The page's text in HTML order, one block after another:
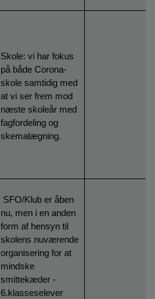
Skole: vi har fokus
på både Corona-
skole samtidig med
at vi ser frem mod
næste skoleår med
fagfordeling og
skemalægning.
SFO/Klub er åben
nu, men i en anden
form af hensyn til
skolens nuværende
organisering for at
mindske
smittekæder -
6.klasseselever